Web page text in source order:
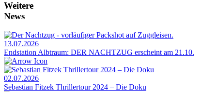
Weitere
News
13.07.2026
Endstation Albtraum: DER NACHTZUG erscheint am 21.10.
02.07.2026
Sebastian Fitzek Thrillertour 2024 – Die Doku